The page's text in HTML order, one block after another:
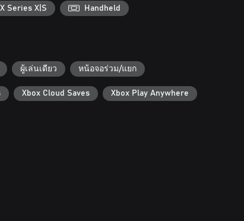
Series X|S Handheld
ผู้เล่นเดียว หน้อจอร่วม/แยก
Xbox Cloud Saves Xbox Play Anywhere